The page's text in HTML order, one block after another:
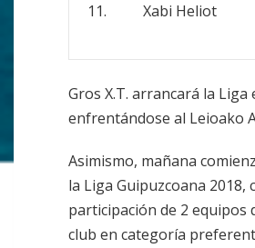
11. Xabi Heliot
Gros X.T. arrancará la Liga
enfrentándose al Leioako
Asimismo, mañana
la Liga Guipuzcoana 2018,
participación de 2 equipos
club en categoría